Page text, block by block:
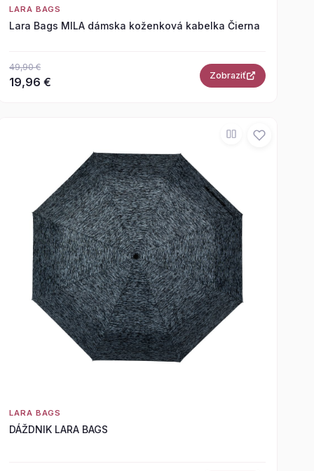
LARA BAGS
Lara Bags MILA dámska koženková kabelka Čierna
49,90 €
19,96 € Zobraziť
LARA BAGS
DÁŽDNIK LARA BAGS